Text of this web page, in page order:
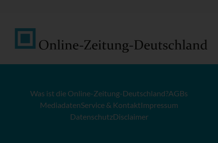
Was ist die Online-Zeitung-Deutschland?AGBs
MediadatenService & KontaktImpressum
DatenschutzDisclaimer